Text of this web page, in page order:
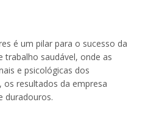
é um pilar para o sucesso da
trabalho saudável, onde as
e psicológicas dos
resultados da empresa
duradouros.